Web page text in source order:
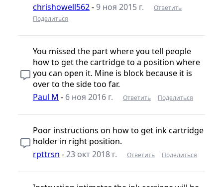
chrishowell562-9 ноя 2015 г.
Ответить
Поделиться
You missed the part where you tell people
how to get the cartridge to a position where
you can open it. Mine is block because it is
over to the side too far.
Paul M - 6 ноя 2016 г. Ответить Поделиться
Poor instructions on how to get ink cartridge
holder in right position.
rpttrsn -23 окт 2018 г. Ответить Поделиться